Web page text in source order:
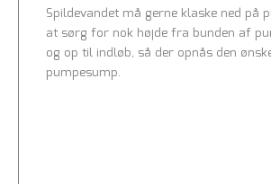
Spildevandet må gerne klaske ned på
at sørg for nok højde fra bunden af
og op til indløb, så der opnås den
pumpesump.